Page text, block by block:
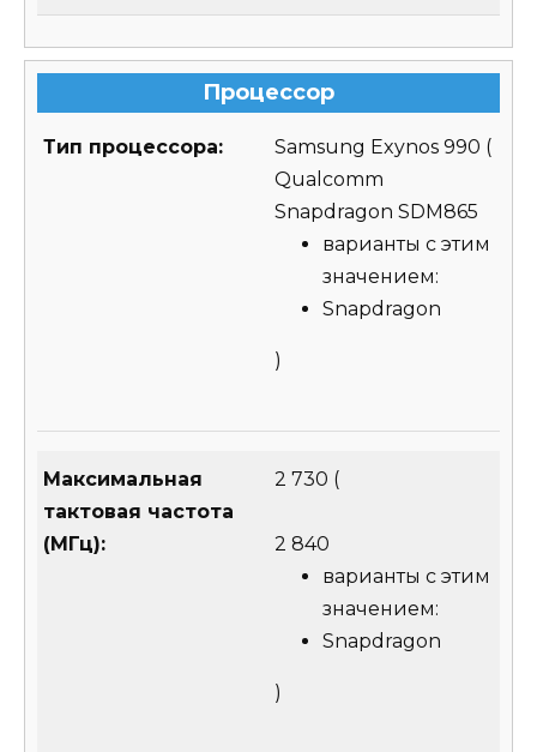
Процессор
Тип процессора: Samsung Exynos 990 (
Qualcomm
Snapdragon SDM865
варианты с этим
значением:
Snapdragon
)
Максимальная
тактовая частота
(МГц):
2 730 (
2 840
варианты с этим
значением:
Snapdragon
)